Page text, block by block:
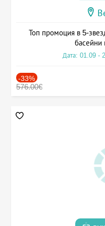
Топ промоция в 5-
басейни
Дата: 01.09 -
-33%
576.00€